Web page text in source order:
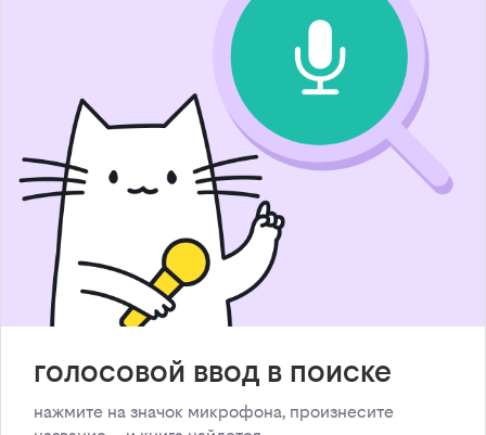
голосовой ввод в поиске
нажмите на значок микрофона, произнесите